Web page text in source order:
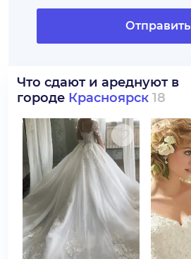
Отправить
Что сдают и ареднуют в
городе Красноярск 18